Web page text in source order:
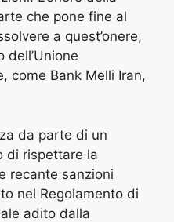
che pone fine al
a quest’onere,
dell’Unione
come Bank Melli Iran,
da parte di un
di rispettare la
recante sanzioni
nel Regolamento di
adito dalla